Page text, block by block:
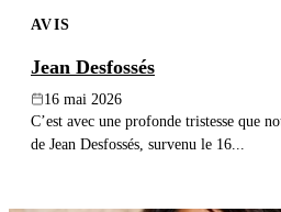
AVIS
Jean Desfossés
16 mai 2026
C’est avec une profonde tristesse que
de Jean Desfossés, survenu le 16...